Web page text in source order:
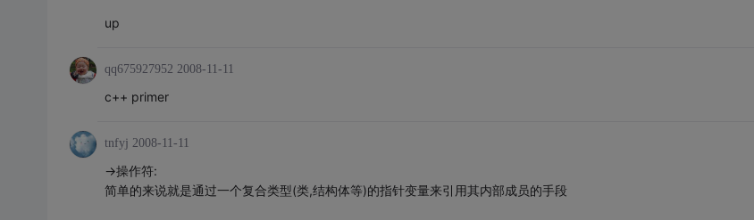
up
qq675927952 2008-11-11
c++ primer
tnfyj 2008-11-11
->操作符:
简单的来说就是通过一个复合类型(类,结构体等)的指针变量来引用其内部成员的手段